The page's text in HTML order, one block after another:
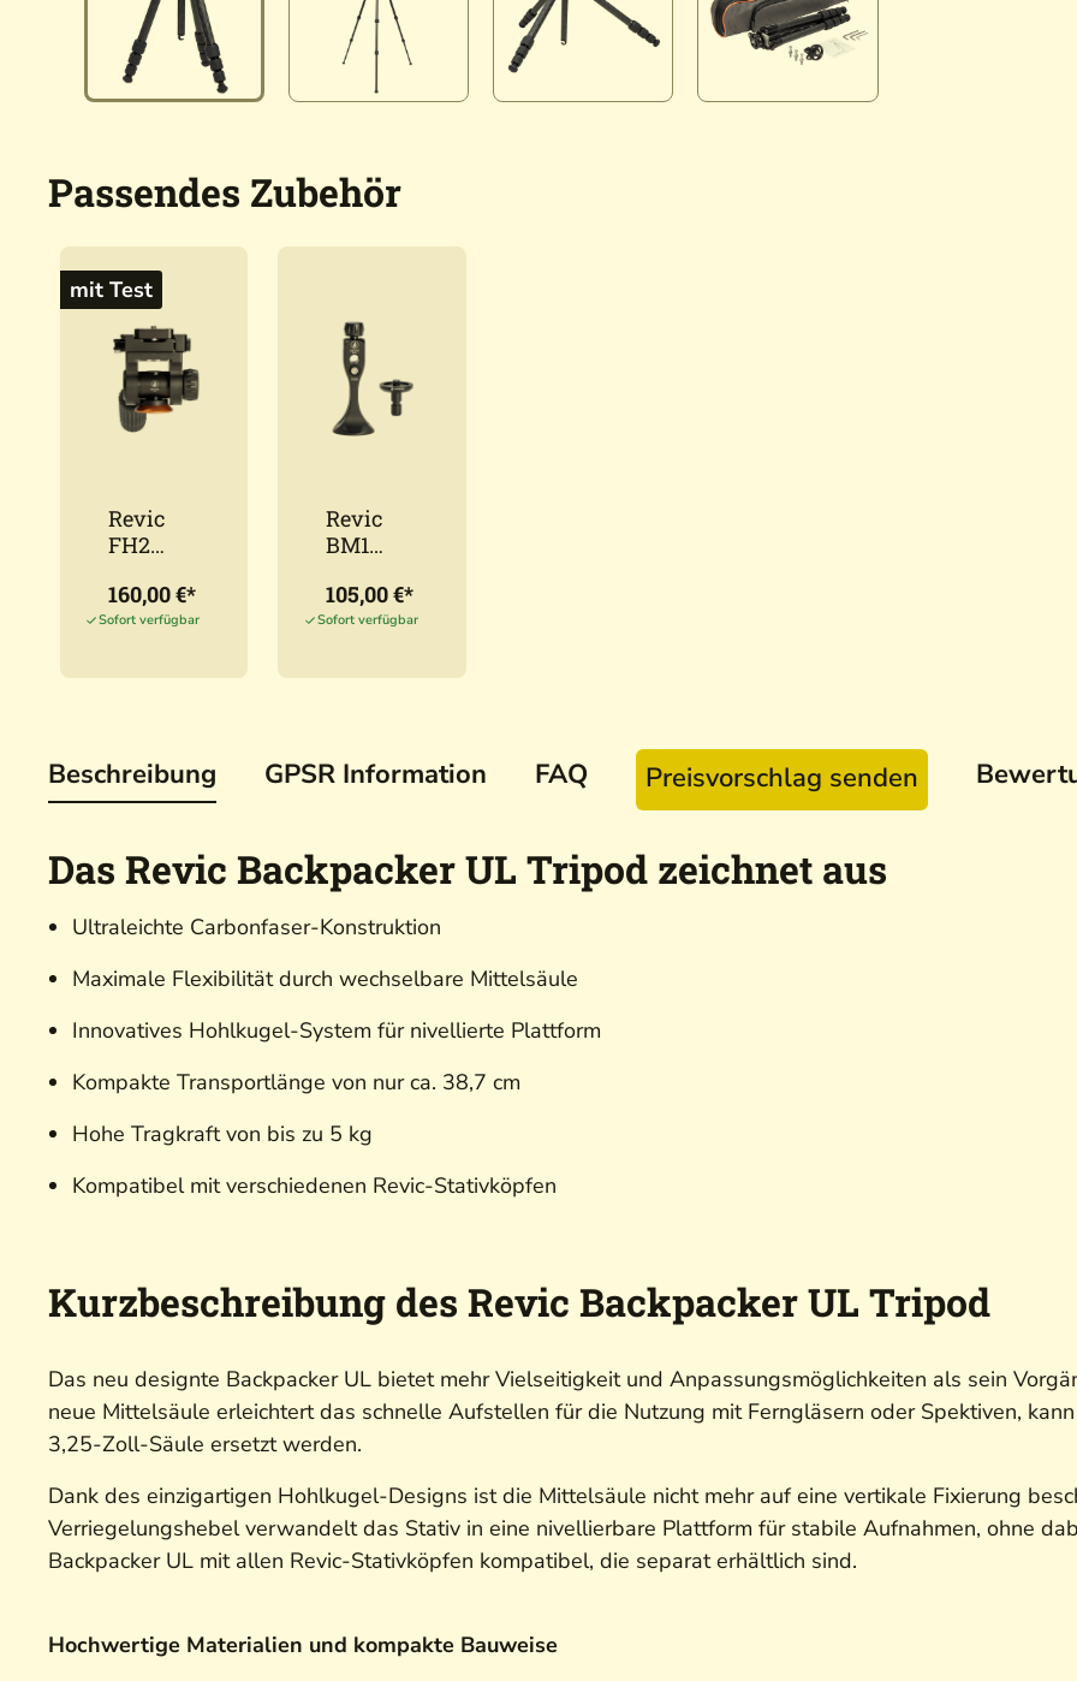
Passendes Zubehör
mit Test
Revic
FH2
f mit
Hebelkle
160,00 €*
Sofort verfügbar
Revic
BM1
halterun
g
105,00 €*
Sofort verfügbar
Beschreibung GPSR Information FAQ Preisvorschlag senden
Das Revic Backpacker UL Tripod zeichnet aus
Ultraleichte Carbonfaser-Konstruktion
Maximale Flexibilität durch wechselbare Mittelsäule
Innovatives Hohlkugel-System für nivellierte Plattform
Kompakte Transportlänge von nur ca. 38,7 cm
Hohe Tragkraft von bis zu 5 kg
Kompatibel mit verschiedenen Revic-Stativköpfen
Kurzbeschreibung des Revic Backpacker UL Tripod
Das neu designte Backpacker UL bietet mehr Vielseitigkeit und Anpassungsmöglichkeiten als sein
neue Mittelsäule erleichtert das schnelle Aufstellen für die Nutzung mit Ferngläsern oder Spektiven,
3,25-Zoll-Säule ersetzt werden.
Dank des einzigartigen Hohlkugel-Designs ist die Mittelsäule nicht mehr auf eine vertikale Fixierung
Verriegelungshebel verwandelt das Stativ in eine nivellierbare Plattform für stabile Aufnahmen, ohne
Backpacker UL mit allen Revic-Stativköpfen kompatibel, die separat erhältlich sind.
Hochwertige Materialien und kompakte Bauweise